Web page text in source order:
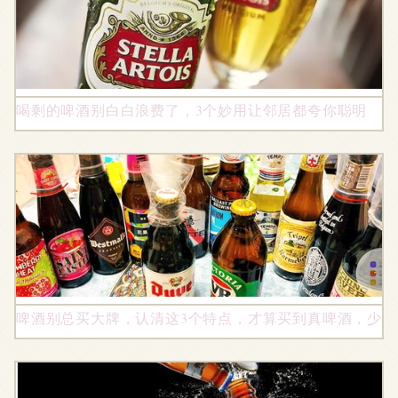
喝剩的啤酒别白白浪费了，3个妙用让邻居都夸你聪明
啤酒别总买大牌，认清这3个特点，才算买到真啤酒，少